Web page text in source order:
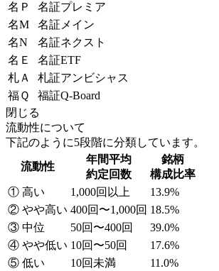
名Ｐ
名証プレミア
名M
名証メイン
名N
名証ネクスト
名Ｅ
名証ETF
札Ａ
札証アンビシャス
福Ｑ
福証Q-Board
閉じる
流動性について
下記のように5段階に分類しています。
流動性
年間平均
約定回数
銘柄
構成比率
① 高い
1,000回以上
13.9%
② やや高い 400回〜1,000回 18.5%
③ 中位
50回〜400回
39.0%
④ やや低い 10回〜50回
17.6%
⑤ 低い
10回未満
11.0%